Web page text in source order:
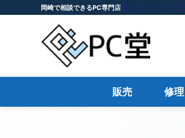
岡崎で相談できるPC専門店
販売 修理